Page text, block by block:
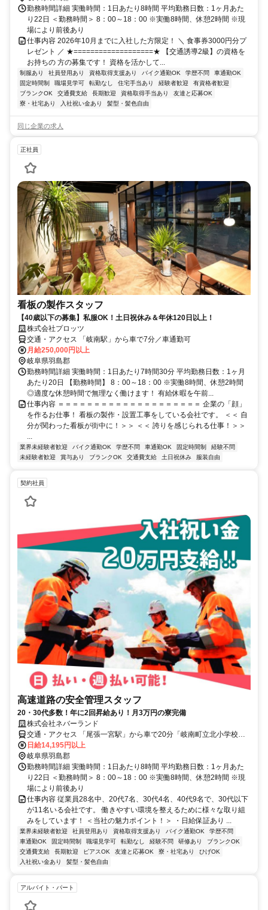
勤務時間詳細 実働時間：1日あたり8時間 平均勤務日数：1ヶ月あた
り22日 ＜勤務時間＞ 8：00～18：00 ※実働8時間、休憩2時間 ※現
場により前後あり
仕事内容 2026年10月までに入社した方限定！ ＼ 食事券3000円分プ
レゼント ／ ★===================★ 【交通誘導2級】の資格を
お持ちの 方の募集です！ 資格を活かして...
制服あり 社員登用あり 資格取得支援あり バイク通勤OK 学歴不問
車通勤OK
固定時間制
職場見学可 転勤なし 住宅手当あり 経験者歓迎
有資格者歓迎
ブランクOK
交通費支給 長期歓迎 資格取得手当あり
友達と応募OK
寮・社宅あり
入社祝い金あり 髪型・髪色自由
同じ企業の求人
正社員
看板の製作スタッフ
【40歳以下の募集】私服OK！土日祝休み＆年休120日以上！
株式会社プロッツ
交通・アクセス 「岐南駅」から車で7分／車通勤可
月給250,000円以上
岐阜県羽島郡
勤務時間詳細 実働時間：1日あたり7時間30分 平均勤務日数：1ヶ月
あたり20日 【勤務時間】 8：00～18：00 ※実働8時間、休憩2時間
◎適度な休憩時間で無理なく働けます！ 有給休暇を午前...
仕事内容 ＝＝＝＝＝＝＝＝＝＝＝＝＝＝＝＝＝＝＝＝ 企業の「顔」
を作るお仕事！ 看板の製作・設置工事をしている会社です。 ＜＜ 自
分が関わった看板が街中に！＞＞ ＜＜ 誇りを感じられる仕事！＞＞
...
業界未経験者歓迎 バイク通勤OK 学歴不問 車通勤OK 固定時間制
経験不問
未経験者歓迎
賞与あり ブランクOK 交通費支給 土日祝休み 服装自由
契約社員
高速道路の安全管理スタッフ
20・30代多数！年に2回昇給あり！月3万円の寮完備
株式会社ネバーランド
交通・アクセス 「尾張一宮駅」から車で20分「岐南町立北小学校」
から車でスグ ※車OK
日給14,195円以上
岐阜県羽島郡
勤務時間詳細 実働時間：1日あたり8時間 平均勤務日数：1ヶ月あた
り22日 ＜勤務時間＞ 8：00～18：00 ※実働8時間、休憩2時間 ※現
場により前後あり
仕事内容 従業員28名中、20代7名、30代4名、40代9名で、30代以下
が11名いる会社です。 働きやすい環境を整えるために様々な取り組
みをしています！ ＜当社の魅力ポイント！＞ ・日給保証あり ...
業界未経験者歓迎 社員登用あり 資格取得支援あり バイク通勤OK
学歴不問
車通勤OK
固定時間制 職場見学可 転勤なし 経験不問 研修あり
ブランクOK
交通費支給
長期歓迎 ピアスOK 友達と応募OK 寮・社宅あり
ひげOK
入社祝い金あり
髪型・髪色自由
アルバイト・パート